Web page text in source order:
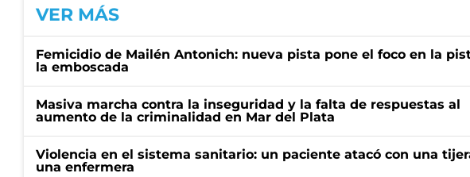
VER MÁS
Femicidio de Mailén Antonich: nueva pista pone el foco en la
la emboscada
Masiva marcha contra la inseguridad y la falta de respuestas al
aumento de la criminalidad en Mar del Plata
Violencia en el sistema sanitario: un paciente atacó con una
una enfermera